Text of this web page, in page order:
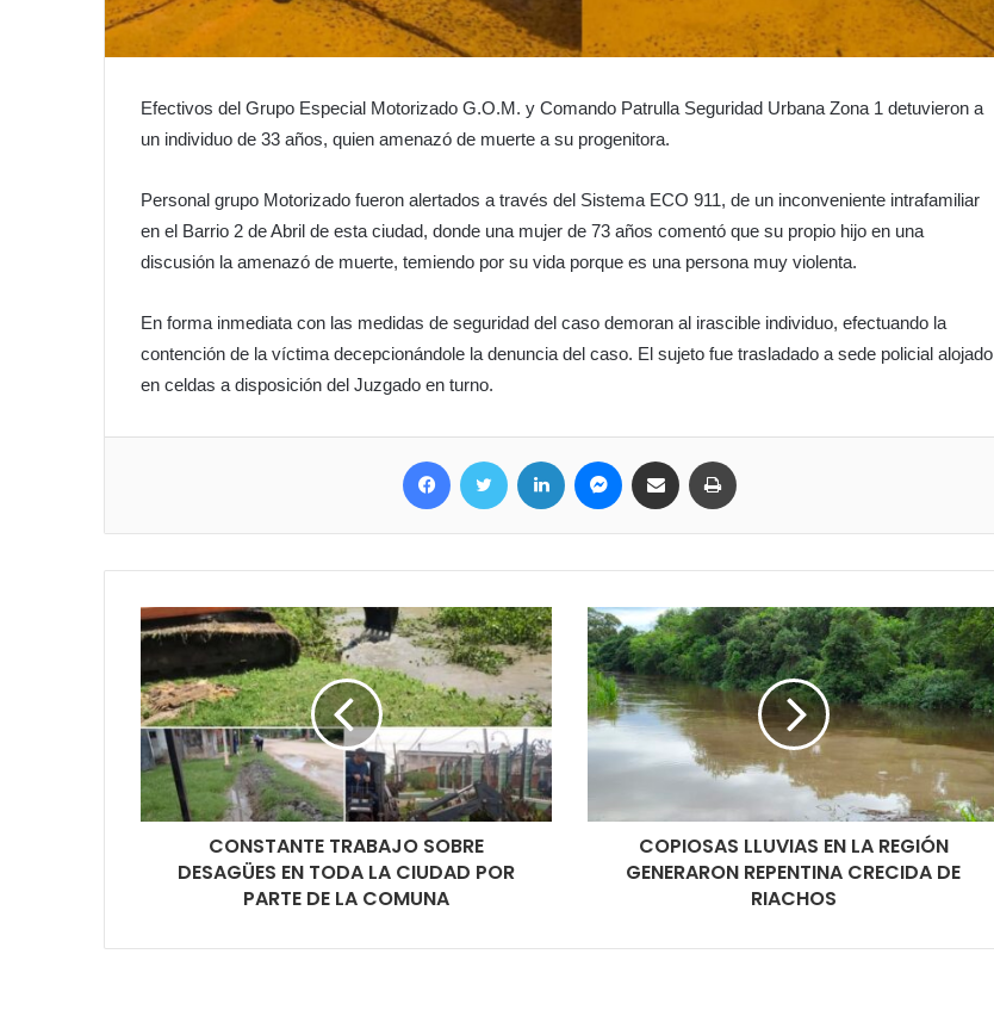
Efectivos del Grupo Especial Motorizado G.O.M. y Comando Patrulla Seguridad Urbana Zona 1 detuvieron a
un individuo de 33 años, quien amenazó de muerte a su progenitora.
Personal grupo Motorizado fueron alertados a través del Sistema ECO 911, de un inconveniente intrafamiliar
en el Barrio 2 de Abril de esta ciudad, donde una mujer de 73 años comentó que su propio hijo en una
discusión la amenazó de muerte, temiendo por su vida porque es una persona muy violenta.
En forma inmediata con las medidas de seguridad del caso demoran al irascible individuo, efectuando la
contención de la víctima decepcionándole la denuncia del caso. El sujeto fue trasladado a sede policial alojado
en celdas a disposición del Juzgado en turno.
CONSTANTE TRABAJO SOBRE
DESAGÜES EN TODA LA CIUDAD POR
PARTE DE LA COMUNA
COPIOSAS LLUVIAS EN LA REGIÓN
GENERARON REPENTINA CRECIDA DE
RIACHOS